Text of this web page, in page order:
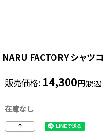
NARU FACTORY シャツ
販売価格: 14,300円(税込)
在庫なし